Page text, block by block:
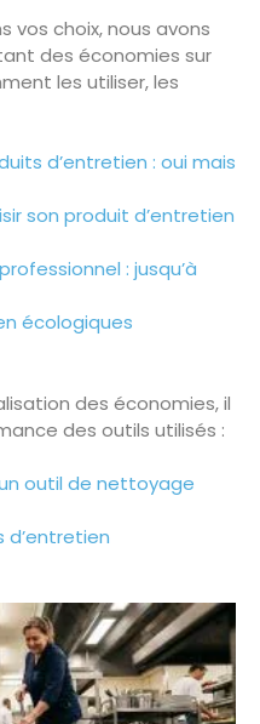
vos choix, nous avons
des économies sur
les utiliser, les
d’entretien : oui mais
son produit d’entretien
: jusqu’à
écologiques
des économies, il
des outils utilisés :
outil de nettoyage
d’entretien